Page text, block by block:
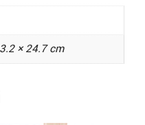
× 24.7 cm